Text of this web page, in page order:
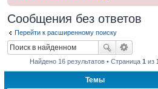
Сообщения без ответов
Перейти к расширенному поиску
Найдено 16 результатов • Страница1 из
Темы